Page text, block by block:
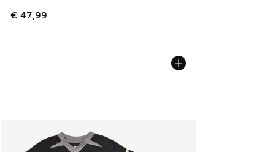
€ 47,99